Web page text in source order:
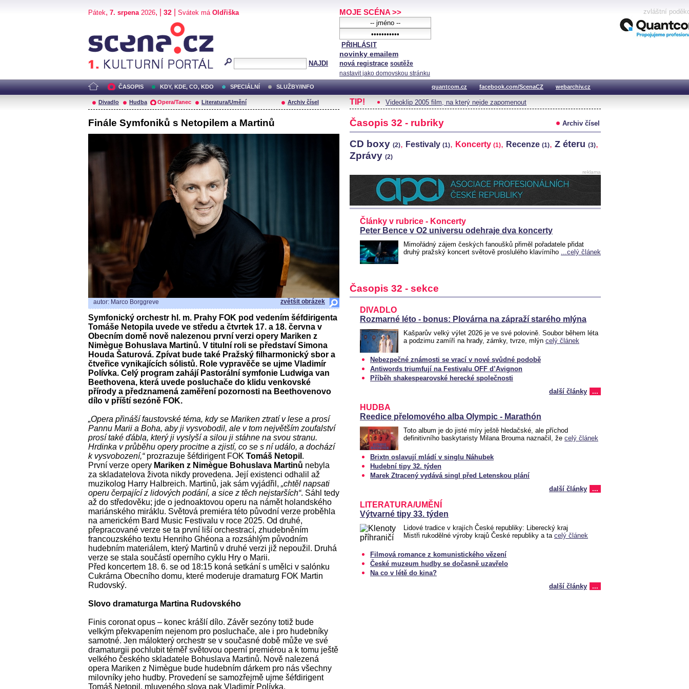
Pátek, 7. srpena2026, | 32 Svátek má Oldřiška
NAJDI
MOJE SCÉNA >>
PŘIHLÁSIT
novinky emailem
nová registrace soutěže
nastavit jako domovskou stránku
zvláštní
ČASOPIS KDY, KDE, CO, KDO SPECIÁLNÍ SLUŽBY/INFO quantcom.cz facebook.com/ScenaCZ webarchiv.cz
Divadlo Hudba Opera/Tanec Literatura/Umění Archiv čísel
Finále Symfoniků s Netopilem a Martinů
autor: Marco Borggreve zvětšit obrázek
Symfonický orchestr hl. m. Prahy FOK pod vedením šéfdirigenta
Tomáše Netopila uvede ve středu a čtvrtek 17. a 18. června v
Obecním domě nově nalezenou první verzi opery Mariken z
Nimègue Bohuslava Martinů. V titulní roli se představí Simona
Houda Šaturová. Zpívat bude také Pražský filharmonický sbor a
čtveřice vynikajících sólistů. Role vypravěče se ujme Vladimír
Polívka. Celý program zahájí Pastorální symfonie Ludwiga van
Beethovena, která uvede posluchače do klidu venkovské
přírody a předznamená zaměření pozornosti na Beethovenovo
dílo v příští sezóně FOK.
„Opera přináší faustovské téma, kdy se Mariken ztratí v lese a prosí
Pannu Marii a Boha, aby ji vysvobodil, ale v tom největším zoufalství
prosí také ďábla, který ji vyslyší a silou ji stáhne na svou stranu.
Hrdinka v průběhu opery procitne a zjistí, co se s ní událo, a dochází
k vysvobození,“prozrazuje šéfdirigent FOK Tomáš Netopil .
První verze opery Mariken z Nimègue Bohuslava Martinů nebyla
za skladatelova života nikdy provedena. Její existenci odhalil až
muzikolog Harry Halbreich. Martinů, jak sám vyjádřil, „chtěl napsati
operu čerpající z lidových podání, a sice z těch nejstarších“. Sáhl tedy
až do středověku; jde o jednoaktovou operu na námět holandského
mariánského miráklu. Světová premiéra této původní verze proběhla
na americkém Bard Music Festivalu v roce 2025. Od druhé,
přepracované verze se ta první liší orchestrací, zhudebněním
francouzského textu Henriho Ghéona a rozsáhlým původním
hudebním materiálem, který Martinů v druhé verzi již nepoužil. Druhá
verze se stala součástí operního cyklu Hry o Marii.
Před koncertem 18. 6. se od 18:15 koná setkání s umělci v salónku
Cukrárna Obecního domu, které moderuje dramaturg FOK Martin
Rudovský.
Slovo dramaturga Martina Rudovského
Finis coronat opus – konec krášlí dílo. Závěr sezóny totiž bude
velkým překvapením nejenom pro posluchače, ale i pro hudebníky
samotné. Jen málokterý orchestr se v současné době může ve své
dramaturgii pochlubit téměř světovou operní premiérou a k tomu ještě
velkého českého skladatele Bohuslava Martinů. Nově nalezená
opera Mariken z Nimègue bude hudebním dárkem pro nás všechny
milovníky jeho hudby. Provedení se samozřejmě ujme šéfdirigent
Tomáš Netopil, mluveného slova pak Vladimír Polívka.
TIP! Videoklip 2005 film, na který nejde zapomenout
Časopis 32 - rubriky Archiv čísel
CD boxy (2), Festivaly (1), Koncerty (1), Recenze (1), Z éteru (3),
Zprávy (2)
reklama
Články v rubrice - Koncerty
Peter Bence v O2 universu odehraje dva koncerty
Mimořádný zájem českých fanoušků přiměl pořadatele přidat
druhý pražský koncert světově proslulého klavírního ...celý článek
Časopis 32 - sekce
DIVADLO
Rozmarné léto - bonus: Plovárna na zápraží starého mlýna
Kašparův velký výlet 2026 je ve své polovině. Soubor během léta
a podzimu zamíří na hrady, zámky, tvrze, mlýn celý článek
Nebezpečné známosti se vrací v nové svůdné podobě
Antiwords triumfují na Festivalu OFF d’Avignon
Příběh shakespearovské herecké společnosti
další články
...
HUDBA
Reedice přelomového alba Olympic - Marathón
Toto album je do jisté míry ještě hledačské, ale příchod
definitivního baskytaristy Milana Brouma naznačil, že celý článek
Brixtn oslavují mládí v singlu Náhubek
Hudební tipy 32. týden
Marek Ztracený vydává singl před Letenskou plání
další články
...
LITERATURA/UMĚNÍ
Výtvarné tipy 33. týden
Lidové tradice v krajích České republiky: Liberecký kraj
Mistři rukodělné výroby krajů České republiky a ta celý článek
Filmová romance z komunistického vězení
České muzeum hudby se dočasně uzavřelo
Na co v létě do kina?
další články
...